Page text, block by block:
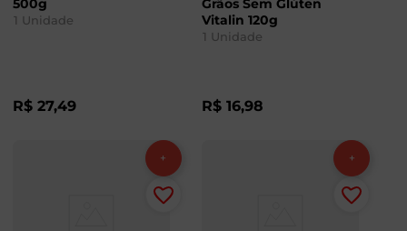
500g
1 Unidade
R$ 27,49
Grãos Sem Glúten
Vitalin 120g
1 Unidade
R$ 16,98